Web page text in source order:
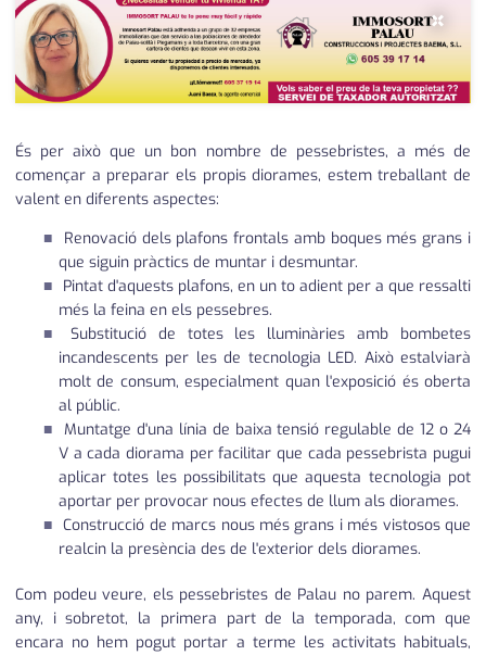
urbanisme
editorial
×
És per això que un bon nombre de pessebristes, a més de
començar a preparar els propis diorames, estem treballant de
valent en diferents aspectes:
Renovació dels plafons frontals amb boques més grans i
que siguin pràctics de muntar i desmuntar.
Pintat d'aquests plafons, en un to adient per a que ressalti
més la feina en els pessebres.
Substitució de totes les lluminàries amb bombetes
incandescents per les de tecnologia LED. Això estalviarà
molt de consum, especialment quan l'exposició és oberta
al públic.
Muntatge d'una línia de baixa tensió regulable de 12 o 24
V a cada diorama per facilitar que cada pessebrista pugui
aplicar totes les possibilitats que aquesta tecnologia pot
aportar per provocar nous efectes de llum als diorames.
Construcció de marcs nous més grans i més vistosos que
realcin la presència des de l'exterior dels diorames.
Com podeu veure, els pessebristes de Palau no parem. Aquest
any, i sobretot, la primera part de la temporada, com que
encara no hem pogut portar a terme les activitats habituals,